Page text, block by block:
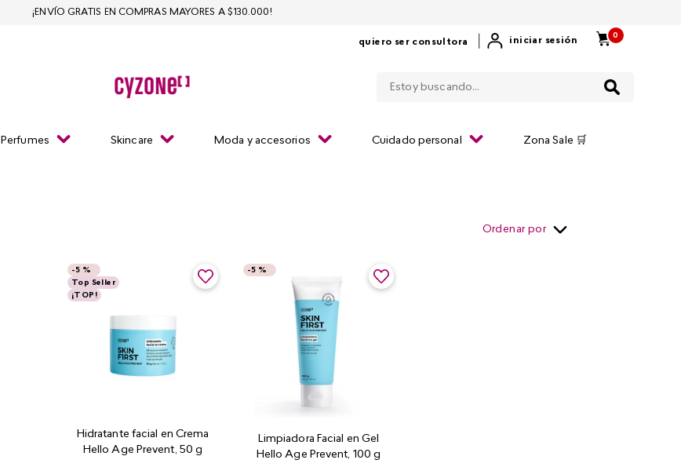
quiero ser consultora iniciar sesión
0
Perfumes Skincare Moda y accesorios Cuidado personal Zona Sale 🛒
¡ENVÍO GRATIS EN COMPRAS MAYORES A $130.000!
Ordenar por
Hidratante facial en Crema
Hello Age Prevent, 50 g
-5 %
Top Seller
¡TOP!
Limpiadora Facial en Gel
Hello Age Prevent, 100 g
-5 %